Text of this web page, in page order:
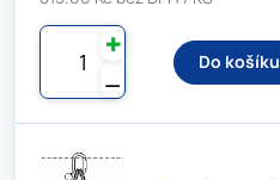
⚊
✚
Do košíku